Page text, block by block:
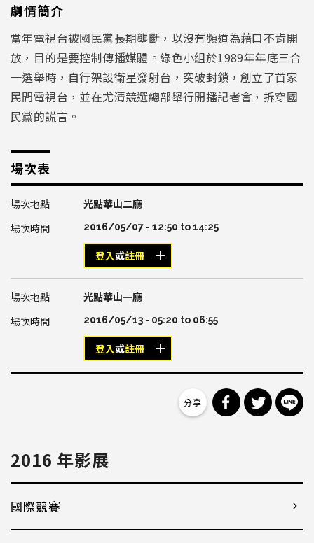
劇情簡介
當年電視台被國民黨長期壟斷，以沒有頻道為藉口不肯開
放，目的是要控制傳播媒體。綠色小組於1989年年底三合
一選舉時，自行架設衛星發射台，突破封鎖，創立了首家
民間電視台，並在尤清競選總部舉行開播記者會，拆穿國
民黨的謊言。
場次表
光點華山二廳
2016/05/07 - 12:50 to14:25
登入或註冊
光點華山一廳
2016/05/13 - 05:20 to 06:55
登入或註冊
分享到分享到
2016 年影展
國際競賽